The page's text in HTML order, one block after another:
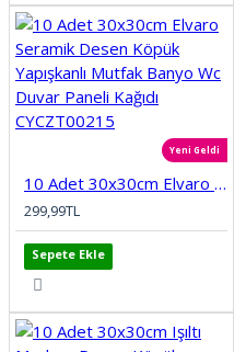
Yeni Geldi
10 Adet 30x30cm Elvaro Seramik Desen Köpük Yapışkanlı Mutfak Banyo Wc Duvar Paneli Kağıdı CYCZT00215
299,99TL
Sepete Ekle